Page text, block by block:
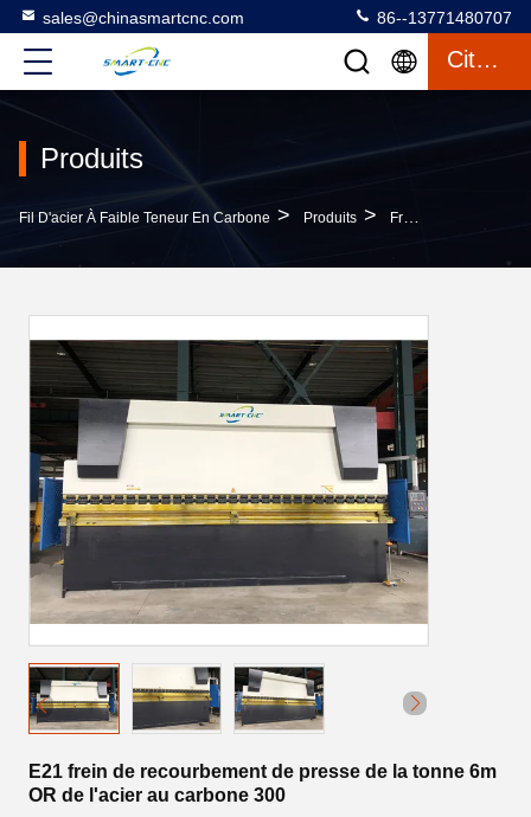
sales@chinasmartcnc.com 86--13771480707
Citation
Produits
Fil D'acier À Faible Teneur En Carbone > Produits > Frein De Presse D'OR
E21 frein de recourbement de presse de la tonne 6m
OR de l'acier au carbone 300